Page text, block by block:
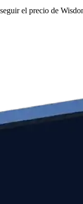
el precio de